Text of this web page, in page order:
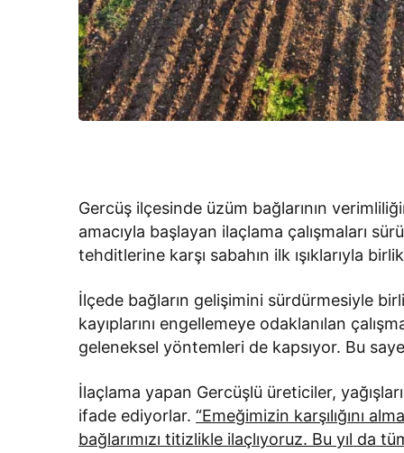
Gercüş ilçesinde üzüm bağlarının
amacıyla başlayan ilaçlama çalışmaları
tehditlerine karşı sabahın ilk ışıklarıyla
İlçede bağların gelişimini sürdürmesiyle
kayıplarını engellemeye odaklanılan
geleneksel yöntemleri de kapsıyor. Bu
İlaçlama yapan Gercüşlü üreticiler,
ifade ediyorlar.“Emeğimizin karşılığını
bağlarımızı titizlikle ilaçlıyoruz. Bu yıl da